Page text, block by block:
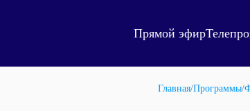
Прямой эфир
Главная/Программы/